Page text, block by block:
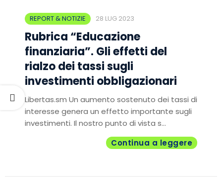
REPORT & NOTIZIE 28 LUG 2023
Rubrica “Educazione
finanziaria”. Gli effetti del
rialzo dei tassi sugli
investimenti obbligazionari
Libertas.sm Un aumento sostenuto dei tassi di
interesse genera un effetto importante sugli
investimenti. Il nostro punto di vista s...
Continua a leggere